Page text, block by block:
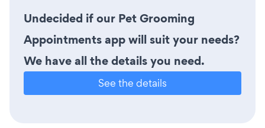
Undecided if our Pet Grooming
Appointments app will suit your needs?
We have all the details you need.
See the details